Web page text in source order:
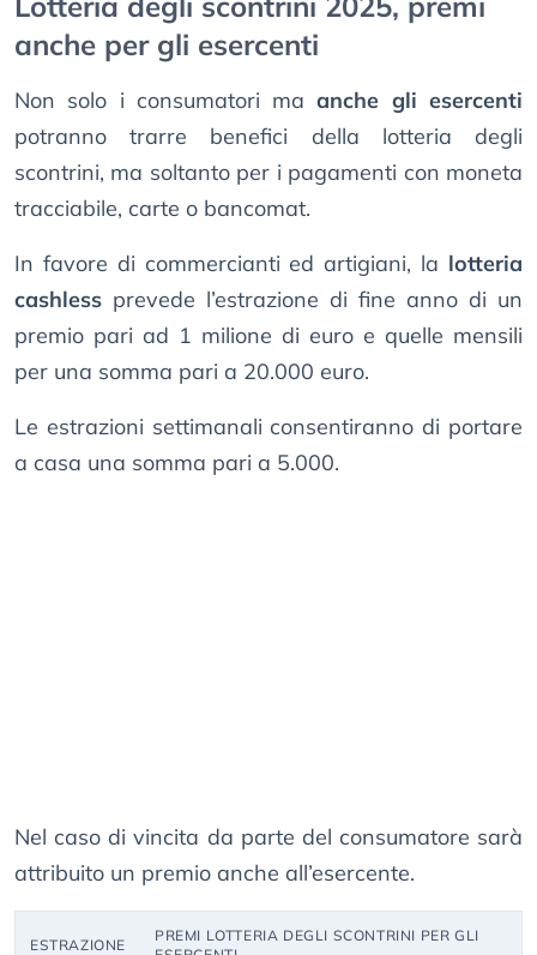
anche per gli esercenti
Non solo i consumatori maanche gli esercenti
potranno trarre benefici della lotteria degli
scontrini, ma soltanto per i pagamenti con moneta
tracciabile, carte o bancomat.
In favore di commercianti ed artigiani, la lotteria
cashless prevede l’estrazione di fine anno di un
premio pari ad 1 milione di euro e quelle mensili
per una somma pari a 20.000 euro.
Le estrazioni settimanali consentiranno di portare
a casa una somma pari a 5.000.
Nel caso di vincita da parte del consumatore sarà
attribuito un premio anche all’esercente.
ESTRAZIONE
PREMI LOTTERIA DEGLI SCONTRINI PER GLI